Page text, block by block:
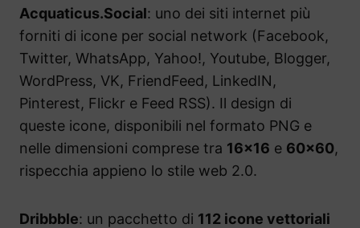
Acquaticus.Social: uno dei siti internet più
forniti di icone per social network (Facebook,
Twitter, WhatsApp, Yahoo!, Youtube, Blogger,
WordPress, VK, FriendFeed, LinkedIN,
Pinterest, Flickr e Feed RSS). Il design di
queste icone, disponibili nel formato PNG e
nelle dimensioni comprese tra 16×16 e 60×60,
rispecchia appieno lo stile web 2.0.
Dribbble: un pacchetto di 112 icone vettoriali